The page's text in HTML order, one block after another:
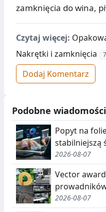
zamknięcia do wina,
Czytaj więcej:
Nakrętki i zamknięcia
Dodaj Komentarz
Podobne wiadomości
Popyt na
stabilniejszą
2026-08-07
Vector
2026-08-07